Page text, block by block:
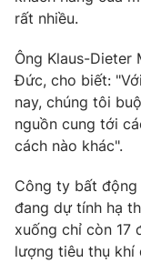
Liên hệ tòa soạn
THỜI BÁO VTV
Theo dõi báo trên
rất nhiều.
Ông Klaus-Dieter
Đức, cho biết:
nay, chúng tôi
nguồn cung tới
cách nào khác".
Công ty bất
đang dự tính hạ
xuống chỉ còn 17
lượng tiêu thụ khí